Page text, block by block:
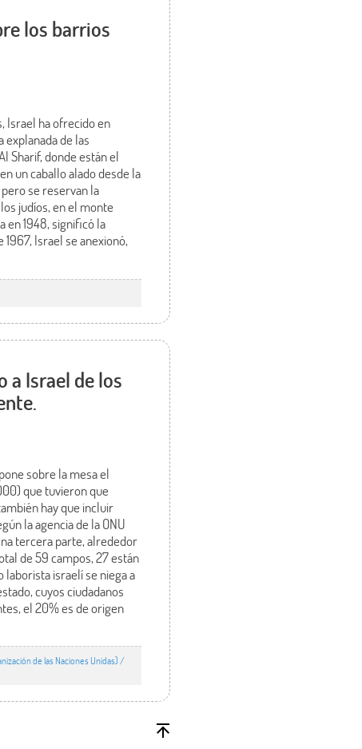
los barrios
Israel ha ofrecido en
de las
Sharif, donde están el
un caballo alado desde la
se reservan la
judíos, en el monte
en 1948, significó la
Israel se anexionó,
a Israel de los
sobre la mesa el
que tuvieron que
hay que incluir
la agencia de la ONU
tercera parte, alrededor
de 59 campos, 27 están
laborista israelí se niega a
cuyos ciudadanos
el 20% es de origen
de las Naciones Unidas) /